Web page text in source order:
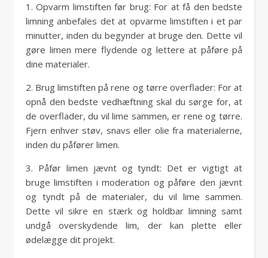
1. Opvarm limstiften før brug: For at få den bedste
limning anbefales det at opvarme limstiften i et par
minutter, inden du begynder at bruge den. Dette vil
gøre limen mere flydende og lettere at påføre på
dine materialer.
2. Brug limstiften på rene og tørre overflader: For at
opnå den bedste vedhæftning skal du sørge for, at
de overflader, du vil lime sammen, er rene og tørre.
Fjern enhver støv, snavs eller olie fra materialerne,
inden du påfører limen.
3. Påfør limen jævnt og tyndt: Det er vigtigt at
bruge limstiften i moderation og påføre den jævnt
og tyndt på de materialer, du vil lime sammen.
Dette vil sikre en stærk og holdbar limning samt
undgå overskydende lim, der kan plette eller
ødelægge dit projekt.